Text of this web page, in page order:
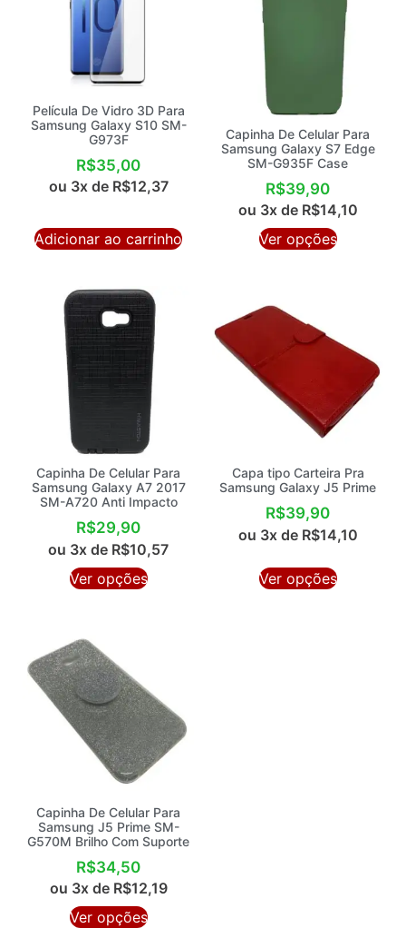
Película De Vidro 3D Para
Samsung Galaxy S10 SM-
G973F
R$35,00
ou 3x de R$12,37
Adicionar ao carrinho
Capinha De Celular Para
Samsung Galaxy S7 Edge
SM-G935F Case
R$39,90
ou 3x de R$14,10
Ver opções
Capinha De Celular Para
Samsung Galaxy A7 2017
SM-A720 Anti Impacto
R$29,90
ou 3x de R$10,57
Ver opções
Capa tipo Carteira Pra
Samsung Galaxy J5 Prime
R$39,90
ou 3x de R$14,10
Ver opções
Capinha De Celular Para
Samsung J5 Prime SM-
G570M Brilho Com Suporte
R$34,50
ou 3x de R$12,19
Ver opções